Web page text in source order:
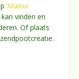
‘Mama
vinden en
Of plaats